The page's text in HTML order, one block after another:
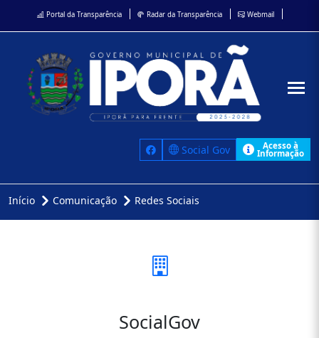
Portal da Transparência Radar da Transparência Webmail
Social Gov Acesso à
Informação
Início Comunicação Redes Sociais
SocialGov